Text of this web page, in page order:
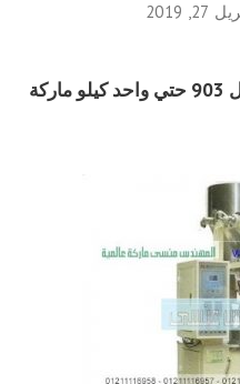
27, 2019
ماكينات تعبئة حبوب هندي موديل 903 حتي واحد كيلو ماركة